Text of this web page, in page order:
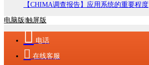
【CHIMA调查报告】应用系统的重要程度
电脑版 触屏版
 电话
 在线客服